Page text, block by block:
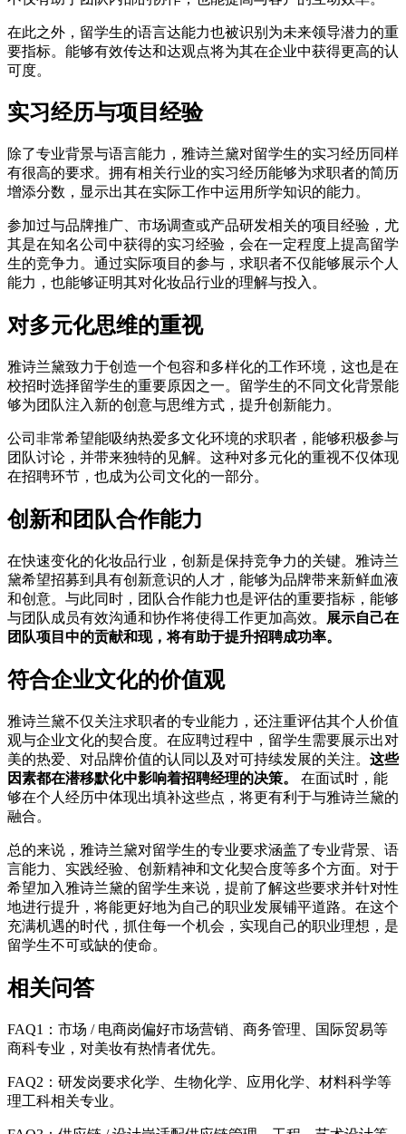
在此之外，留学生的语言达能力也被识别为未来领导潜力的重
要指标。能够有效传达和达观点将为其在企业中获得更高的认
可度。
实习经历与项目经验
除了专业背景与语言能力，雅诗兰黛对留学生的实习经历同样
有很高的要求。拥有相关行业的实习经历能够为求职者的简历
增添分数，显示出其在实际工作中运用所学知识的能力。
参加过与品牌推广、市场调查或产品研发相关的项目经验，尤
其是在知名公司中获得的实习经验，会在一定程度上提高留学
生的竞争力。通过实际项目的参与，求职者不仅能够展示个人
能力，也能够证明其对化妆品行业的理解与投入。
对多元化思维的重视
雅诗兰黛致力于创造一个包容和多样化的工作环境，这也是在
校招时选择留学生的重要原因之一。留学生的不同文化背景能
够为团队注入新的创意与思维方式，提升创新能力。
公司非常希望能吸纳热爱多文化环境的求职者，能够积极参与
团队讨论，并带来独特的见解。这种对多元化的重视不仅体现
在招聘环节，也成为公司文化的一部分。
创新和团队合作能力
在快速变化的化妆品行业，创新是保持竞争力的关键。雅诗兰
黛希望招募到具有创新意识的人才，能够为品牌带来新鲜血液
和创意。与此同时，团队合作能力也是评估的重要指标，能够
与团队成员有效沟通和协作将使得工作更加高效。
展示自己在
团队项目中的贡献和现，将有助于提升招聘成功率。
符合企业文化的价值观
雅诗兰黛不仅关注求职者的专业能力，还注重评估其个人价值
观与企业文化的契合度。在应聘过程中，留学生需要展示出对
美的热爱、对品牌价值的认同以及对可持续发展的关注。 这些
因素都在潜移默化中影响着招聘经理的决策。
在面试时，能
够在个人经历中体现出填补这些点，将更有利于与雅诗兰黛的
融合。
总的来说，雅诗兰黛对留学生的专业要求涵盖了专业背景、语
言能力、实践经验、创新精神和文化契合度等多个方面。对于
希望加入雅诗兰黛的留学生来说，提前了解这些要求并针对性
地进行提升，将能更好地为自己的职业发展铺平道路。在这个
充满机遇的时代，抓住每一个机会，实现自己的职业理想，是
留学生不可或缺的使命。
相关问答
FAQ1：市场 / 电商岗偏好市场营销、商务管理、国际贸易等
商科专业，对美妆有热情者优先。
FAQ2：研发岗要求化学、生物化学、应用化学、材料科学等
理工科相关专业。